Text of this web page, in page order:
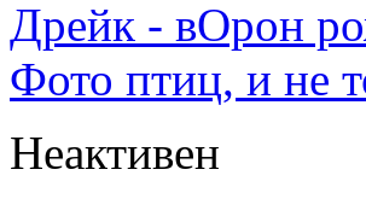
Дрейк - вОрон
Фото птиц, и не
Неактивен